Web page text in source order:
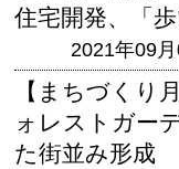
住宅開発、「
2021年09
【まちづくり
ォレストガー
た街並み形成